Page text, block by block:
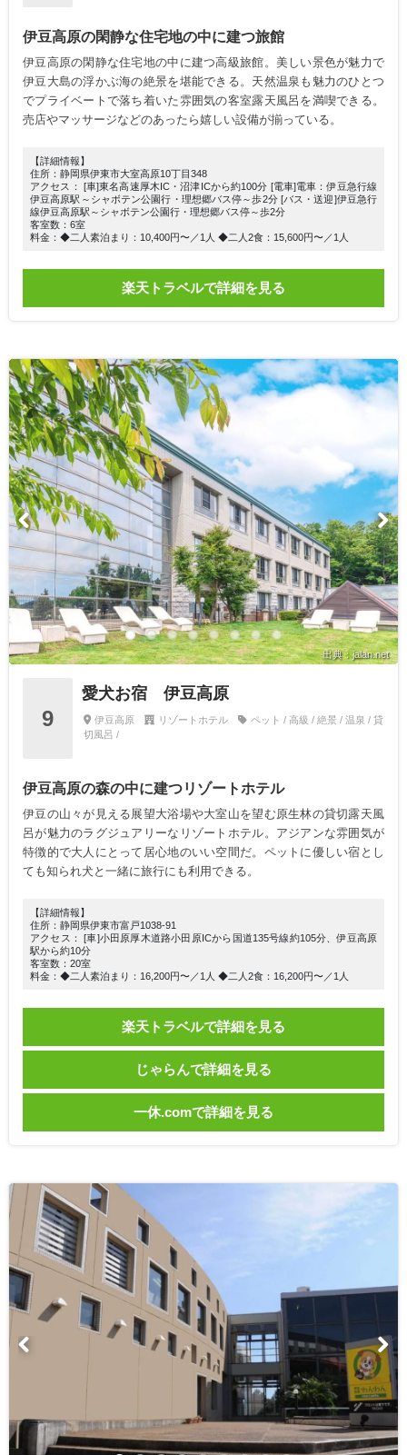
伊豆高原の閑静な住宅地の中に建つ旅館
伊豆高原の閑静な住宅地の中に建つ高級旅館。美しい景色が魅力で
伊豆大島の浮かぶ海の絶景を堪能できる。天然温泉も魅力のひとつ
でプライベートで落ち着いた雰囲気の客室露天風呂を満喫できる。
売店やマッサージなどのあったら嬉しい設備が揃っている。
【詳細情報】
住所：静岡県伊東市大室高原10丁目348
アクセス： [車]東名高速厚木IC・沼津ICから約100分 [電車]電車：伊豆急行線
伊豆高原駅～シャボテン公園行・理想郷バス停～歩2分 [バス・送迎]伊豆急行
線伊豆高原駅～シャボテン公園行・理想郷バス停～歩2分
客室数：6室
料金：◆二人素泊まり：10,400円〜／1人 ◆二人2食：15,600円〜／1人
楽天トラベルで詳細を見る
出典：jalan.net
9
愛犬お宿 伊豆高原
伊豆高原 リゾートホテル
ペット / 高級 / 絶景 / 温泉 / 貸
切風呂 /
伊豆高原の森の中に建つリゾートホテル
伊豆の山々が見える展望大浴場や大室山を望む原生林の貸切露天風
呂が魅力のラグジュアリーなリゾートホテル。アジアンな雰囲気が
特徴的で大人にとって居心地のいい空間だ。ペットに優しい宿とし
ても知られ犬と一緒に旅行にも利用できる。
【詳細情報】
住所：静岡県伊東市富戸1038-91
アクセス： [車]小田原厚木道路小田原ICから国道135号線約105分、伊豆高原
駅から約10分
客室数：20室
料金：◆二人素泊まり：16,200円〜／1人 ◆二人2食：16,200円〜／1人
楽天トラベルで詳細を見る
じゃらんで詳細を見る
一休.comで詳細を見る